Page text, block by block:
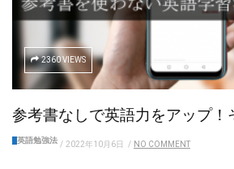
2360 VIEWS
参考書なしで英語力をアップ！
英語勉強法 / 2022年10月6日 / NO COMMENT